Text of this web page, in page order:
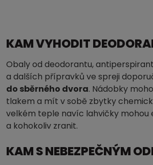
KAM VYHODIT
Obaly od deodorantu,
a dalších přípravků ve spreji
do sběrného dvora. Nádobky
tlakem a mít v sobě zbytky
velkém teple navíc lahvičky mohou
a kohokoliv zranit.
KAM S NEBEZPEČNÝM